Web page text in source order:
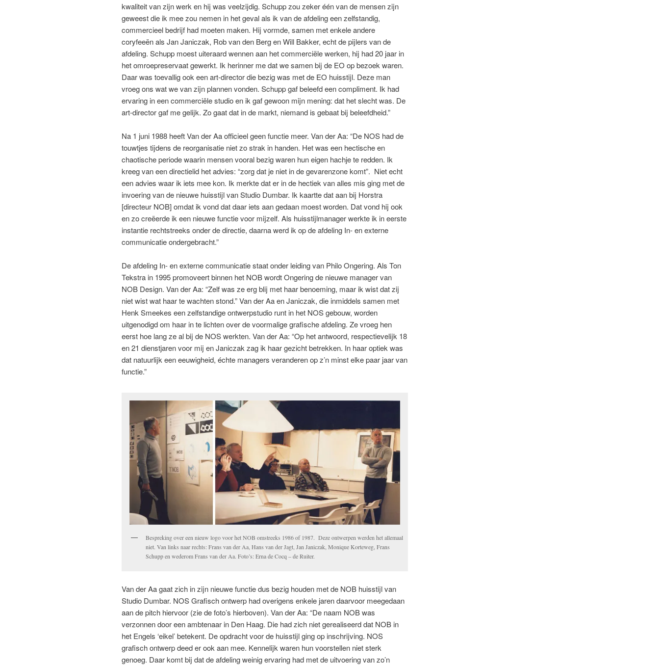
kwaliteit van zijn werk en hij was veelzijdig. Schupp zou zeker één van de mensen zijn
geweest die ik mee zou nemen in het geval als ik van de afdeling een zelfstandig,
commercieel bedrijf had moeten maken. Hij vormde, samen met enkele andere
coryfeeën als Jan Janiczak, Rob van den Berg en Will Bakker, echt de pijlers van de
afdeling. Schupp moest uiteraard wennen aan het commerciële werken, hij had 20 jaar in
het omroepreservaat gewerkt. Ik herinner me dat we samen bij de EO op bezoek waren.
Daar was toevallig ook een art-director die bezig was met de EO huisstijl. Deze man
vroeg ons wat we van zijn plannen vonden. Schupp gaf beleefd een compliment. Ik had
ervaring in een commerciële studio en ik gaf gewoon mijn mening: dat het slecht was. De
art-director gaf me gelijk. Zo gaat dat in de markt, niemand is gebaat bij beleefdheid.”
Na 1 juni 1988 heeft Van der Aa officieel geen functie meer. Van der Aa: “De NOS had de
touwtjes tijdens de reorganisatie niet zo strak in handen. Het was een hectische en
chaotische periode waarin mensen vooral bezig waren hun eigen hachje te redden. Ik
kreeg van een directielid het advies: “zorg dat je niet in de gevarenzone komt”. Niet echt
een advies waar ik iets mee kon. Ik merkte dat er in de hectiek van alles mis ging met de
invoering van de nieuwe huisstijl van Studio Dumbar. Ik kaartte dat aan bij Horstra
[directeur NOB] omdat ik vond dat daar iets aan gedaan moest worden. Dat vond hij ook
en zo creëerde ik een nieuwe functie voor mijzelf. Als huisstijlmanager werkte ik in eerste
instantie rechtstreeks onder de directie, daarna werd ik op de afdeling In- en externe
communicatie ondergebracht.”
De afdeling In- en externe communicatie staat onder leiding van Philo Ongering. Als Ton
Tekstra in 1995 promoveert binnen het NOB wordt Ongering de nieuwe manager van
NOB Design. Van der Aa: “Zelf was ze erg blij met haar benoeming, maar ik wist dat zij
niet wist wat haar te wachten stond.” Van der Aa en Janiczak, die inmiddels samen met
Henk Smeekes een zelfstandige ontwerpstudio runt in het NOS gebouw, worden
uitgenodigd om haar in te lichten over de voormalige grafische afdeling. Ze vroeg hen
eerst hoe lang ze al bij de NOS werkten. Van der Aa: “Op het antwoord, respectievelijk 18
en 21 dienstjaren voor mij en Janiczak zag ik haar gezicht betrekken. In haar optiek was
dat natuurlijk een eeuwigheid, échte managers veranderen op z’n minst elke paar jaar van
functie.”
Bespreking over een nieuw logo voor het NOB omstreeks 1986 of 1987. Deze ontwerpen werden het allemaal
niet. Van links naar rechts: Frans van der Aa, Hans van der Jagt, Jan Janiczak, Monique Korteweg, Frans
Schupp en wederom Frans van der Aa. Foto’s: Erna de Cocq – de Ruiter.
Van der Aa gaat zich in zijn nieuwe functie dus bezig houden met de NOB huisstijl van
Studio Dumbar. NOS Grafisch ontwerp had overigens enkele jaren daarvoor meegedaan
aan de pitch hiervoor (zie de foto’s hierboven). Van der Aa: “De naam NOB was
verzonnen door een ambtenaar in Den Haag. Die had zich niet gerealiseerd dat NOB in
het Engels ‘eikel’ betekent. De opdracht voor de huisstijl ging op inschrijving. NOS
grafisch ontwerp deed er ook aan mee. Kennelijk waren hun voorstellen niet sterk
genoeg. Daar komt bij dat de afdeling weinig ervaring had met de uitvoering van zo’n